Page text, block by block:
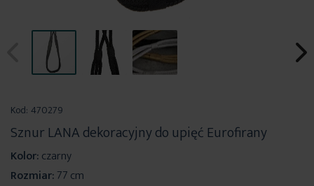
początek
galerii
Kod: 470279
Sznur LANA dekoracyjny do upięć Eurofirany
Kolor:czarny
Rozmiar:77 cm